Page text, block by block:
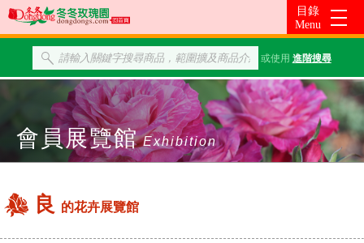
或使用 進階搜尋
會員展覽館 Exhibition
良 的花卉展覽館